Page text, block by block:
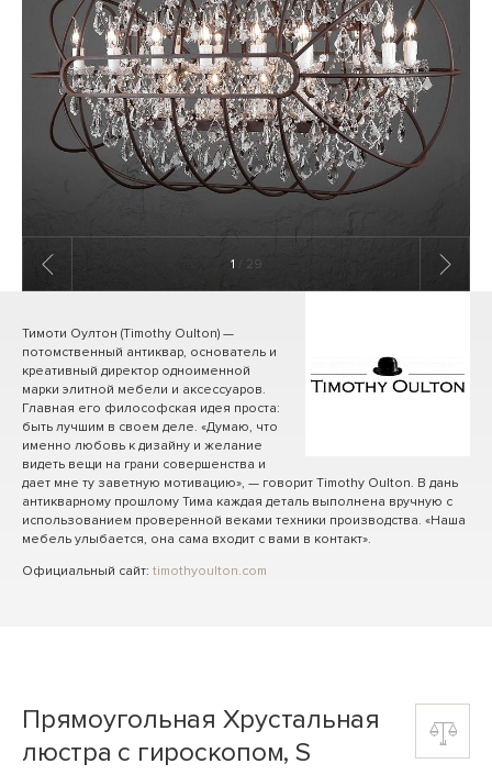
1 / 29
Тимоти Оултон (Timothy Oulton) —
потомственный антиквар, основатель и
креативный директор одноименной
марки элитной мебели и аксессуаров.
Главная его философская идея проста:
быть лучшим в своем деле. «Думаю, что
именно любовь к дизайну и желание
видеть вещи на грани совершенства и
дает мне ту заветную мотивацию», — говорит Timothy Oulton. В дань
антикварному прошлому Тима каждая деталь выполнена вручную с
использованием проверенной веками техники производства. «Наша
мебель улыбается, она сама входит с вами в контакт».
Официальный сайт: timothyoulton.com
Прямоугольная Хрустальная
люстра с гироскопом, S